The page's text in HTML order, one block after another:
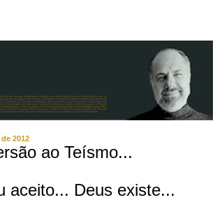
2012
ao Teísmo...
aceito... Deus existe...